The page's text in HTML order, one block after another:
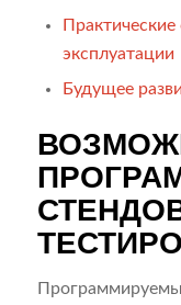
эксплуатации
Будущее